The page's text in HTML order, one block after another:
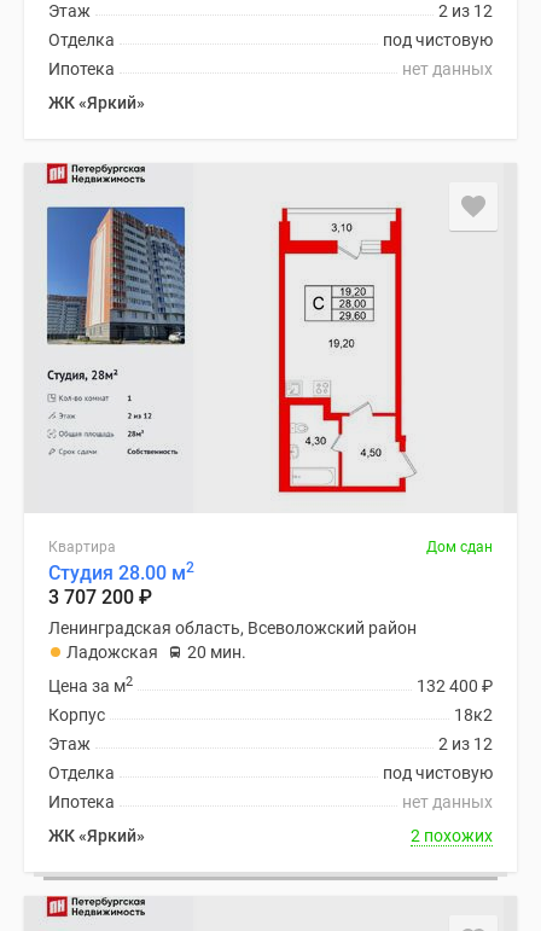
2 из 12
Этаж
под чистовую
Отделка
нет данных
Ипотека
ЖК «Яркий»
Квартира Дом сдан
Студия 28.00 м2
3 707 200 ₽
Ленинградская область, Всеволожский район
Ладожская
20 мин.
132 400 ₽
Цена за м2
18к2
Корпус
2 из 12
Этаж
под чистовую
Отделка
нет данных
Ипотека
ЖК «Яркий»
2 похожих